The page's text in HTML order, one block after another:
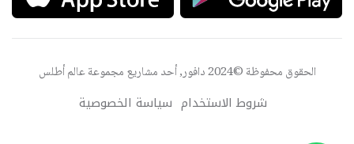
الحقوق محفوظة ©2024 دافور, أحد مشاريع مجموعة عالم أطلس
شروط الاستخدام سياسة الخصوصية